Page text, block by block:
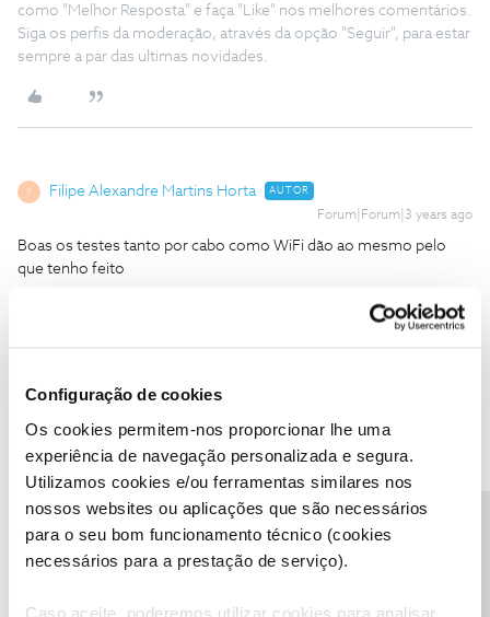
Configuração de cookies
Os cookies permitem-nos proporcionar lhe uma
experiência de navegação personalizada e segura.
Utilizamos cookies e/ou ferramentas similares nos
nossos websites ou aplicações que são necessários
para o seu bom funcionamento técnico (cookies
necessários para a prestação de serviço).
Caso aceite, poderemos utilizar cookies para analisar
como "Melhor Resposta" e faça "Like" nos melhores comentários.
Siga os perfis da moderação, através da opção "Seguir", para estar
sempre a par das ultimas novidades.
F Filipe Alexandre Martins Horta AUTOR
Forum|Forum|3 years ago
Boas os testes tanto por cabo como WiFi dão ao mesmo pelo
que tenho feito
Mário P. Forum|Forum|3 years ago
Bom dia@Filipe Alexandre Martins Horta,